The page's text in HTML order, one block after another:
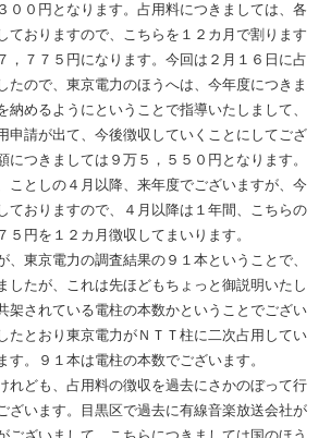
００円となります。占用料につきましては、各
ておりますので、こちらを１２カ月で割ります
，７７５円になります。今回は２月１６日に占
たので、東京電力のほうへは、今年度につきま
納めるようにということで指導いたしまして、
申請が出て、今後徴収していくことにしてござ
につきましては９万５，５５０円となります。
としの４月以降、来年度でございますが、今
ておりますので、４月以降は１年間、こちらの
５円を１２カ月徴収してまいります。
東京電力の調査結果の９１本ということで、
したが、これは先ほどもちょっと御説明いたし
架されている電柱の本数かということでござい
たとおり東京電力がＮＴＴ柱に二次占用してい
す。９１本は電柱の本数でございます。
ども、占用料の徴収を過去にさかのぼって行
ざいます。目黒区で過去に有線音楽放送会社が